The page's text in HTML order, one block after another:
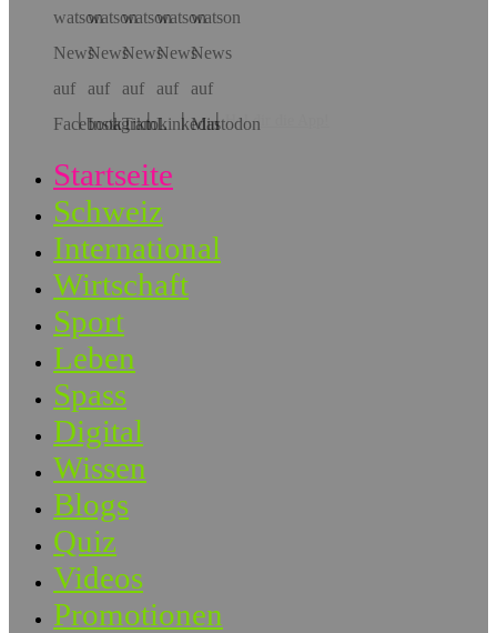
Hol dir die App!
Startseite
Schweiz
International
Wirtschaft
Sport
Leben
Spass
Digital
Wissen
Blogs
Quiz
Videos
Promotionen